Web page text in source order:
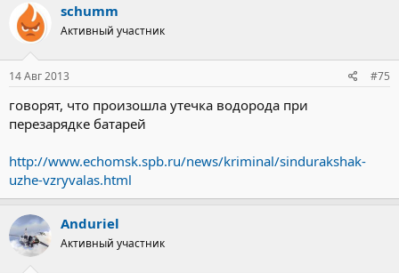
schumm
Активный участник
14 Авг 2013 #75
говорят, что произошла утечка водорода при
перезарядке батарей
http://www.echomsk.spb.ru/news/kriminal/sindurakshak-
uzhe-vzryvalas.html
Anduriel
Активный участник